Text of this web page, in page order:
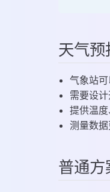
天气预
气象站
需要设
提供温
测量数
普通